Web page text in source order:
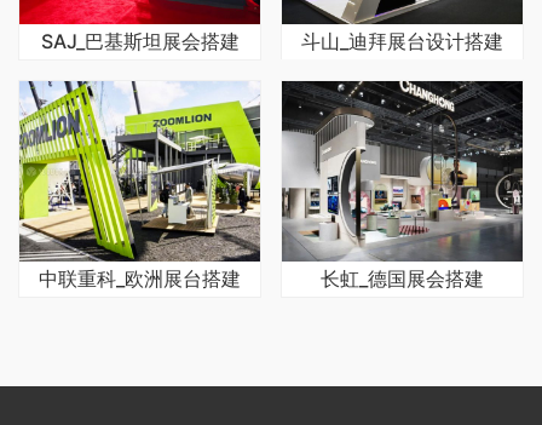
SAJ_巴基斯坦展会搭建 斗山_迪拜展台设计搭建
中联重科_欧洲展台搭建 长虹_德国展会搭建